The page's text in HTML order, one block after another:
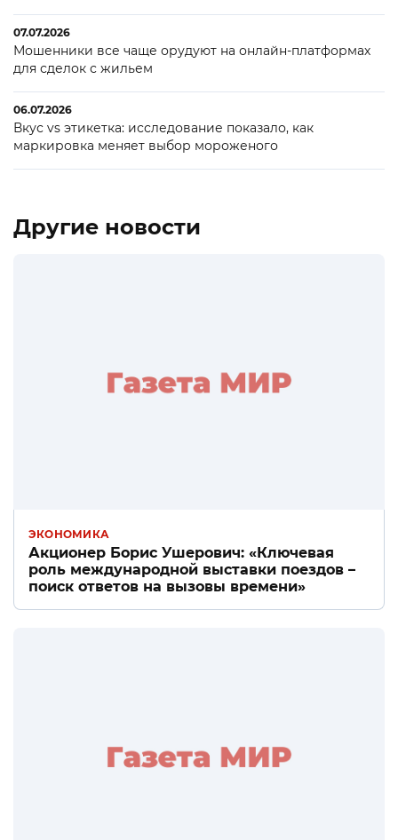
07.07.2026
Мошенники все чаще орудуют на онлайн-платформах
для сделок с жильем
06.07.2026
Вкус vs этикетка: исследование показало, как
маркировка меняет выбор мороженого
Другие новости
ЭКОНОМИКА
Акционер Борис Ушерович: «Ключевая
роль международной выставки поездов –
поиск ответов на вызовы времени»